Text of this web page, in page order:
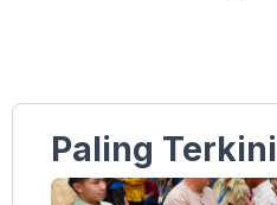
Paling Terkini